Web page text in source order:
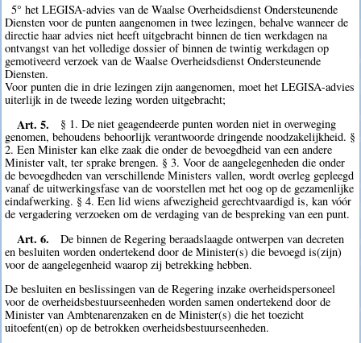
5° het LEGISA-advies van de Waalse Overheidsdienst Ondersteunende
Diensten voor de punten aangenomen in twee lezingen, behalve wanneer de
directie haar advies niet heeft uitgebracht binnen de tien werkdagen na
ontvangst van het volledige dossier of binnen de twintig werkdagen op
gemotiveerd verzoek van de Waalse Overheidsdienst Ondersteunende
Diensten.
Voor punten die in drie lezingen zijn aangenomen, moet het LEGISA-advies
uiterlijk in de tweede lezing worden uitgebracht;
Art. 5.
§ 1. De niet geagendeerde punten worden niet in overweging
genomen, behoudens behoorlijk verantwoorde dringende noodzakelijkheid. §
2. Een Minister kan elke zaak die onder de bevoegdheid van een andere
Minister valt, ter sprake brengen. § 3. Voor de aangelegenheden die onder
de bevoegdheden van verschillende Ministers vallen, wordt overleg gepleegd
vanaf de uitwerkingsfase van de voorstellen met het oog op de gezamenlijke
eindafwerking. § 4. Een lid wiens afwezigheid gerechtvaardigd is, kan vóór
de vergadering verzoeken om de verdaging van de bespreking van een punt.
Art. 6.
De binnen de Regering beraadslaagde ontwerpen van decreten
en besluiten worden ondertekend door de Minister(s) die bevoegd is(zijn)
voor de aangelegenheid waarop zij betrekking hebben.
De besluiten en beslissingen van de Regering inzake overheidspersoneel
voor de overheidsbestuurseenheden worden samen ondertekend door de
Minister van Ambtenarenzaken en de Minister(s) die het toezicht
uitoefent(en) op de betrokken overheidsbestuurseenheden.